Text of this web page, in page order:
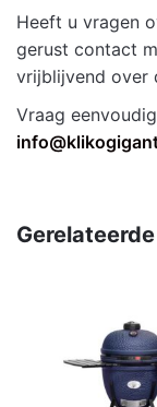
Heeft u vragen
gerust contact
vrijblijvend over
Vraag